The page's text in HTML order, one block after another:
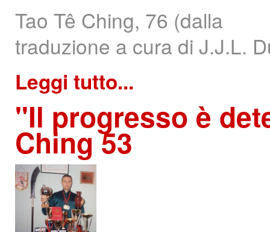
Tao Tê Ching, 76 (dalla
traduzione a cura di J.J.L.
Leggi tutto...
"Il progresso è
Ching 53